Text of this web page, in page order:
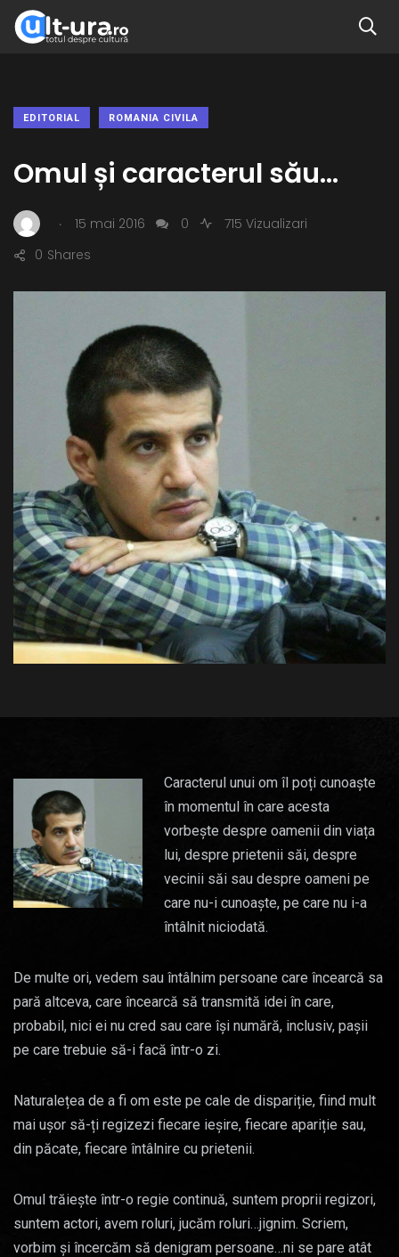
EDITORIAL ROMANIA CIVILA
Omul și caracterul său…
. 15 mai 2016 0
715 Vizualizari
Shares
0
Caracterul unui om îl poți cunoaște
în momentul în care acesta
vorbește despre oamenii din viața
lui, despre prietenii săi, despre
vecinii săi sau despre oameni pe
care nu-i cunoaște, pe care nu i-a
întâlnit niciodată.
De multe ori, vedem sau întâlnim persoane care încearcă sa
pară altceva, care încearcă să transmită idei în care,
probabil, nici ei nu cred sau care își numără, inclusiv, pașii
pe care trebuie să-i facă într-o zi.
Naturalețea de a fi om este pe cale de dispariție, fiind mult
mai ușor să-ți regizezi fiecare ieșire, fiecare apariție sau,
din păcate, fiecare întâlnire cu prietenii.
Omul trăiește într-o regie continuă, suntem proprii regizori,
suntem actori, avem roluri, jucăm roluri…jignim. Scriem,
vorbim și încercăm să denigram persoane…ni se pare atât